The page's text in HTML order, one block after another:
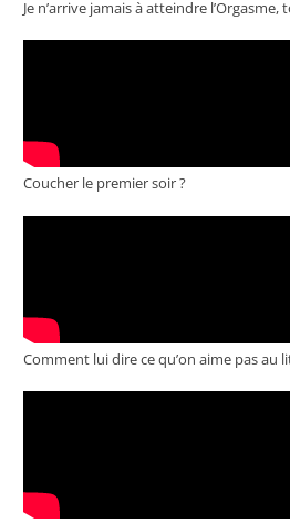
Je n’arrive jamais à atteindre l’Orgasme,
Coucher le premier soir ?
Comment lui dire ce qu’on aime pas au